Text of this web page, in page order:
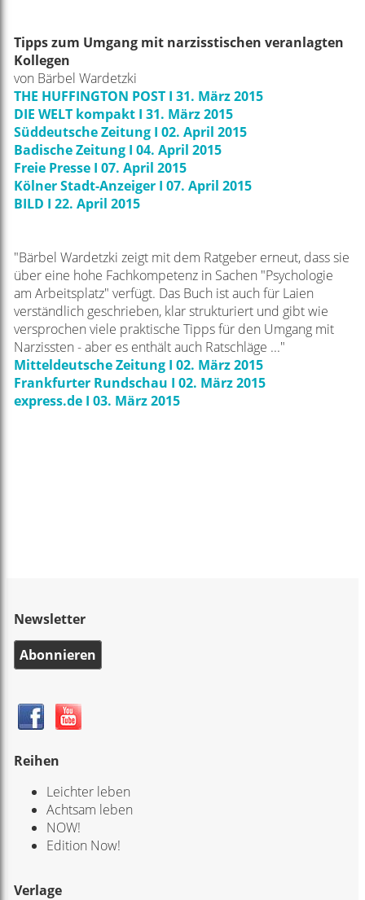
Tipps zum Umgang mit narzisstischen veranlagten
Kollegen
von Bärbel Wardetzki
THE HUFFINGTON POST I 31. März 2015
DIE WELT kompakt I 31. März 2015
Süddeutsche Zeitung I 02. April 2015
Badische Zeitung I 04. April 2015
Freie Presse I 07. April 2015
Kölner Stadt-Anzeiger I 07. April 2015
BILD I 22. April 2015
"Bärbel Wardetzki zeigt mit dem Ratgeber erneut, dass sie
über eine hohe Fachkompetenz in Sachen "Psychologie
am Arbeitsplatz" verfügt. Das Buch ist auch für Laien
verständlich geschrieben, klar strukturiert und gibt wie
versprochen viele praktische Tipps für den Umgang mit
Narzissten - aber es enthält auch Ratschläge ..."
Mitteldeutsche Zeitung I 02. März 2015
Frankfurter Rundschau I 02. März 2015
express.de I 03. März 2015
Newsletter
Abonnieren
Reihen
Leichter leben
Achtsam leben
NOW!
Edition Now!
Verlage